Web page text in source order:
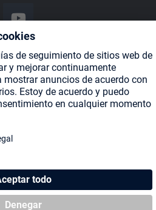
IVA másgastos de envíoy posibles
si no se indica lo contrario.